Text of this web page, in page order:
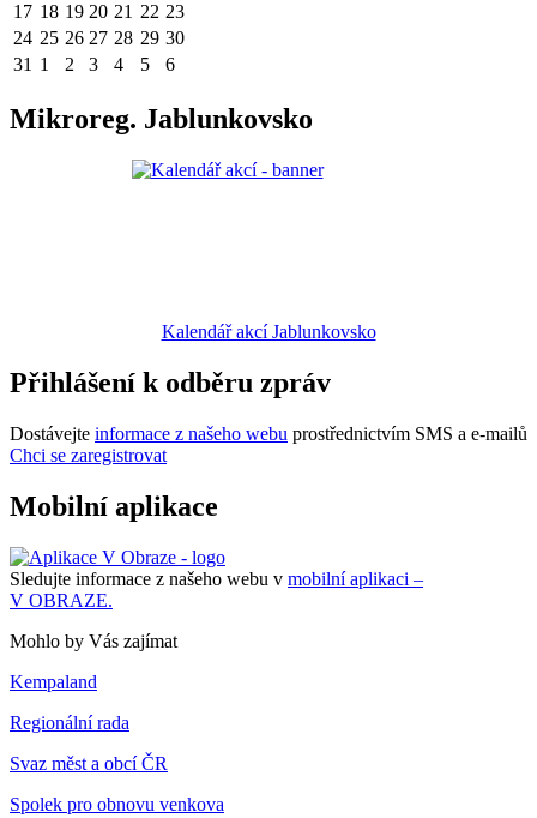
17 18 19 20 21 22 23
24 25 26 27 28 29 30
31 1 2 3 4 5 6
Mikroreg. Jablunkovsko
Kalendář akcí Jablunkovsko
Přihlášení k odběru zpráv
Dostávejte informace z našeho webu prostřednictvím SMS a e-mailů
Chci se zaregistrovat
Mobilní aplikace
Sledujte informace z našeho webu v mobilní aplikaci –
V OBRAZE.
Mohlo by Vás zajímat
Kempaland
Regionální rada
Svaz měst a obcí ČR
Spolek pro obnovu venkova